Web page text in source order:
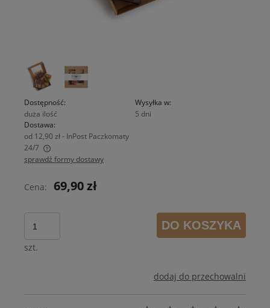
Dostępność:
duża ilość
Wysyłka w:
5 dni
Dostawa:
od 12,90 zł- InPost Paczkomaty
24/7
Cena nie zawiera ewentualnych kosztów płatności
sprawdź formy dostawy
Cena: 69,90 zł
szt.
DO KOSZYKA
dodaj do przechowalni